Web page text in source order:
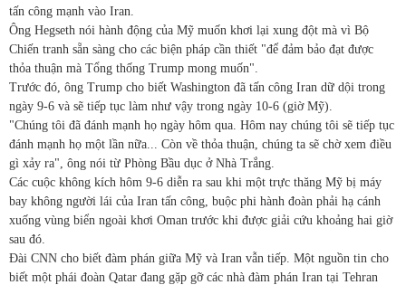
tấn công mạnh vào Iran.
Ông Hegseth nói hành động của Mỹ muốn khơi lại xung đột mà vì Bộ
Chiến tranh sẵn sàng cho các biện pháp cần thiết "để đảm bảo đạt được
thỏa thuận mà Tổng thống Trump mong muốn".
Trước đó, ông Trump cho biết Washington đã tấn công Iran dữ dội trong
ngày 9-6 và sẽ tiếp tục làm như vậy trong ngày 10-6 (giờ Mỹ).
"Chúng tôi đã đánh mạnh họ ngày hôm qua. Hôm nay chúng tôi sẽ tiếp tục
đánh mạnh họ một lần nữa... Còn về thỏa thuận, chúng ta sẽ chờ xem điều
gì xảy ra", ông nói từ Phòng Bầu dục ở Nhà Trắng.
Các cuộc không kích hôm 9-6 diễn ra sau khi một trực thăng Mỹ bị máy
bay không người lái của Iran tấn công, buộc phi hành đoàn phải hạ cánh
xuống vùng biển ngoài khơi Oman trước khi được giải cứu khoảng hai giờ
sau đó.
Đài CNN cho biết đàm phán giữa Mỹ và Iran vẫn tiếp. Một nguồn tin cho
biết một phái đoàn Qatar đang gặp gỡ các nhà đàm phán Iran tại Tehran